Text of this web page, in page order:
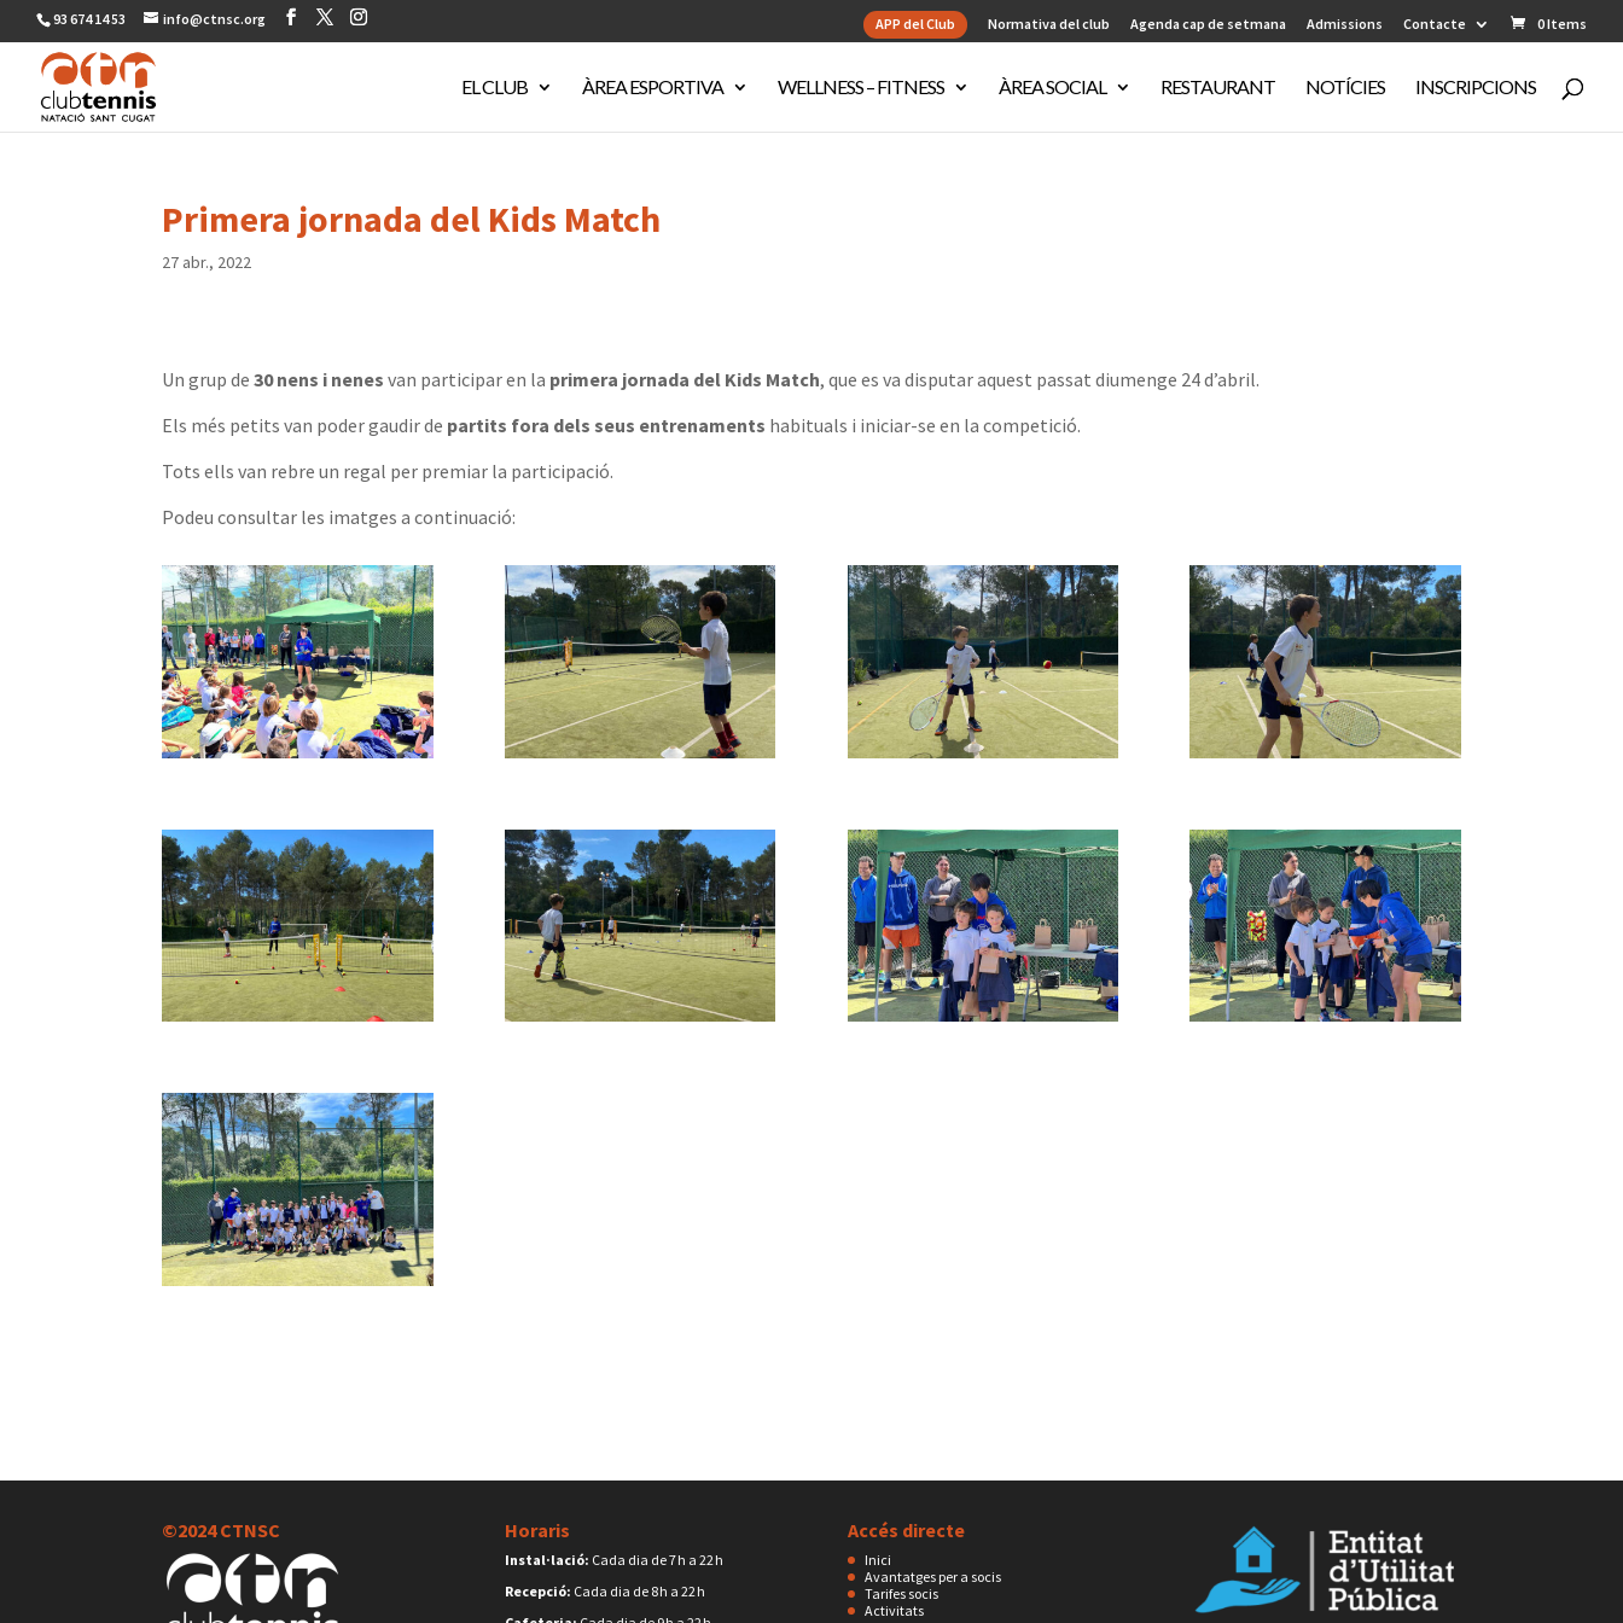
93 674 14 53 info@ctnsc.org APP del Club Normativa del club Agenda cap de setmana Admissions Contacte 0 Items
EL CLUB ÀREA ESPORTIVA WELLNESS – FITNESS ÀREA SOCIAL RESTAURANT NOTÍCIES INSCRIPCIONS
Primera jornada del Kids Match
27 abr., 2022
Un grup de30 nens i nenes van participar en la primera jornada del Kids Match, que es va disputar aquest passat diumenge 24 d’abril.
Els més petits van poder gaudir de partits fora dels seus entrenaments habituals i iniciar-se en la competició.
Tots ells van rebre un regal per premiar la participació.
Podeu consultar les imatges a continuació:
©2024 CTNSC Horaris
Instal·lació: Cada dia de 7 h a 22 h
Recepció: Cada dia de 8 h a 22 h
Accés directe
Inici
Avantatges per a socis
Tarifes socis
Activitats